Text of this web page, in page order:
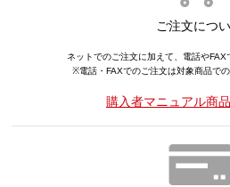
ご注文につ
ネットでのご注文に加えて、電話やFAX
※電話・FAXでのご注文は対象商品での
購入者マニュアル商